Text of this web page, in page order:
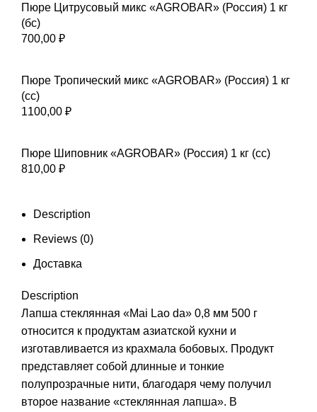
Пюре Цитрусовый микс «AGROBAR» (Россия) 1 кг
(бс)
700,00 ₽
Пюре Тропический микс «AGROBAR» (Россия) 1 кг
(сс)
1100,00 ₽
Пюре Шиповник «AGROBAR» (Россия) 1 кг (сс)
810,00 ₽
Description
Reviews (0)
Доставка
Description
Лапша стеклянная «Mai Lao da» 0,8 мм 500 г
относится к продуктам азиатской кухни и
изготавливается из крахмала бобовых. Продукт
представляет собой длинные и тонкие
полупрозрачные нити, благодаря чему получил
второе название «стеклянная лапша». В